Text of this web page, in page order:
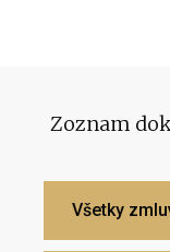
Zoznam
Všetky